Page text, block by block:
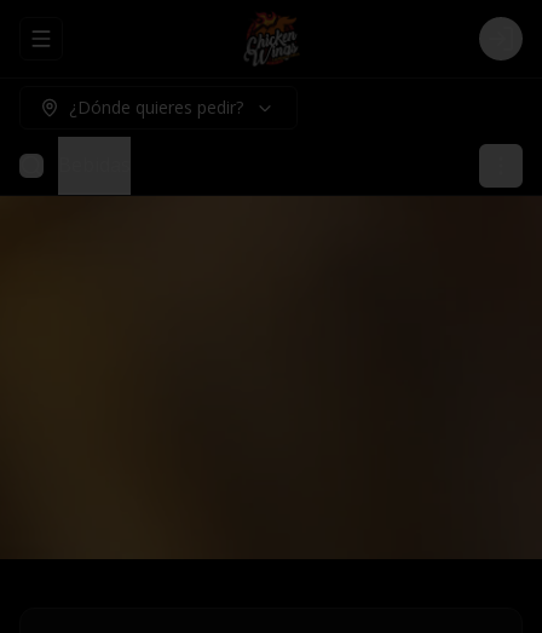
Abrir menu de navegación Login
¿Dónde quieres pedir?